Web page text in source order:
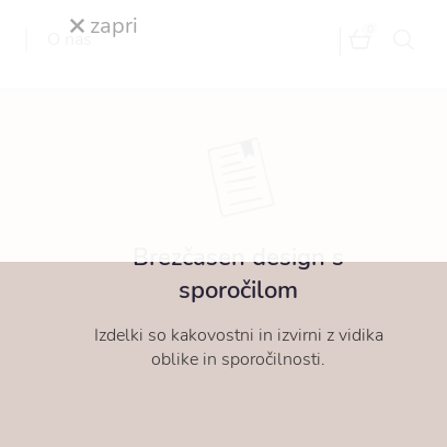
O nas
Brezčasen design s
sporočilom
Izdelki so kakovostni in izvirni z vidika
oblike in sporočilnosti.
zapri